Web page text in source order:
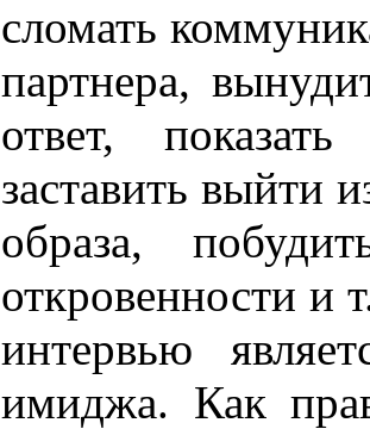
сломать
партнера,
ответ,
заставить выйти
образа,
откровенности и
интервью
имиджа. Как